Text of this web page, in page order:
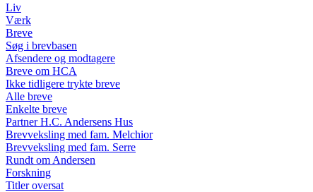
Liv
Værk
Breve
Søg i brevbasen
Afsendere og modtagere
Breve om HCA
Ikke tidligere trykte breve
Alle breve
Enkelte breve
Partner H.C. Andersens Hus
Brevveksling med fam. Melchior
Brevveksling med fam. Serre
Rundt om Andersen
Forskning
Titler oversat